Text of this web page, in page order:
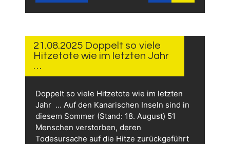
2025
21.08.2025 Doppelt so viele
Hitzetote wie im letzten Jahr
…
Doppelt so viele Hitzetote wie im letzten
Jahr … Auf den Kanarischen Inseln sind in
diesem Sommer (Stand: 18. August) 51
Menschen verstorben, deren
Todesursache auf die Hitze zurückgeführt